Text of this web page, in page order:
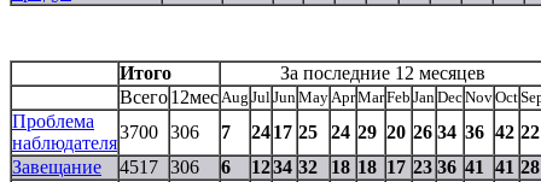
Итого
За последние 12 месяцев
Всего12мес Aug Jul Jun May AprMarFeb Jan DecNovOct
Проблема
наблюдателя
3700 306 7 2417 25 24 29 20 26 34 36 42 22
Завещание
4517 306 6 1234 32 18 18 17 23 36 41 41 28